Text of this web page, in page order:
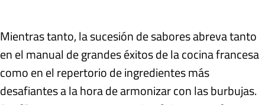
Mientras tanto, la sucesión de sabores abreva tanto
en el manual de grandes éxitos de la cocina francesa
como en el repertorio de ingredientes más
desafiantes a la hora de armonizar con las burbujas.